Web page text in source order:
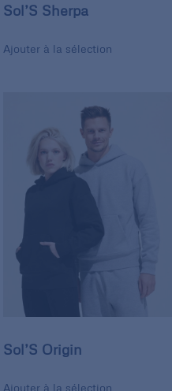
Sol’S Sherpa
Ajouter à la sélection
Sol’S Origin
Ajouter à la sélection